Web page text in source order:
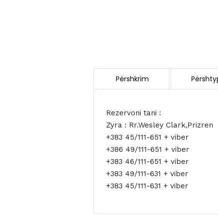
Rezervoni tani :
Zyra : Rr.Wesley Clark,Prizren
+383 45/111-651 + viber
+386 49/111-651 + viber
+383 46/111-651 + viber
+383 49/111-631 + viber
+383 45/111-631 + viber